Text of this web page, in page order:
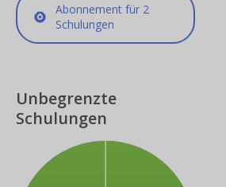
Abonnement für 2
Schulungen
Unbegrenzte
Schulungen